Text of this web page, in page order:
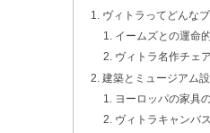
ヴィトラってどんな
イームズとの運命
ヴィトラ名作チェ
建築とミュージアム
ヨーロッパの家具
ヴィトラキャンバ